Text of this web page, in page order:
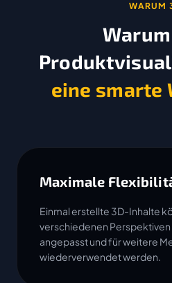
WARUM
eine smarte
Maximale
Einmal erstellte 3D-Inhalte
verschiedenen
angepasst und für weitere
wiederverwendet werden.